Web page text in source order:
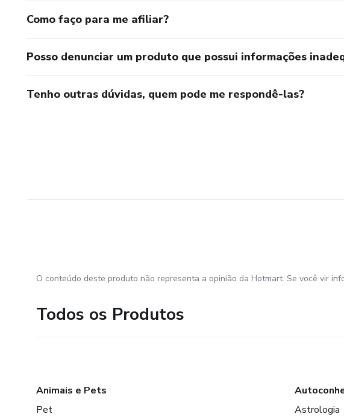
Como faço para me afiliar?
Posso denunciar um produto que possui informações
Tenho outras dúvidas, quem pode me respondê-las?
O conteúdo deste produto não representa a opinião da Hotmart. Se você vir
Todos os Produtos
Animais e Pets
Pet
Astrologia